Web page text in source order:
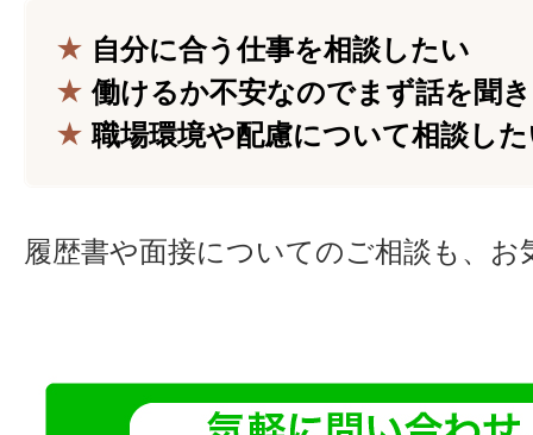
★ 自分に合う仕事を相談したい
★ 働けるか不安なのでまず話を聞
★ 職場環境や配慮について相談し
履歴書や面接についてのご相談も、お